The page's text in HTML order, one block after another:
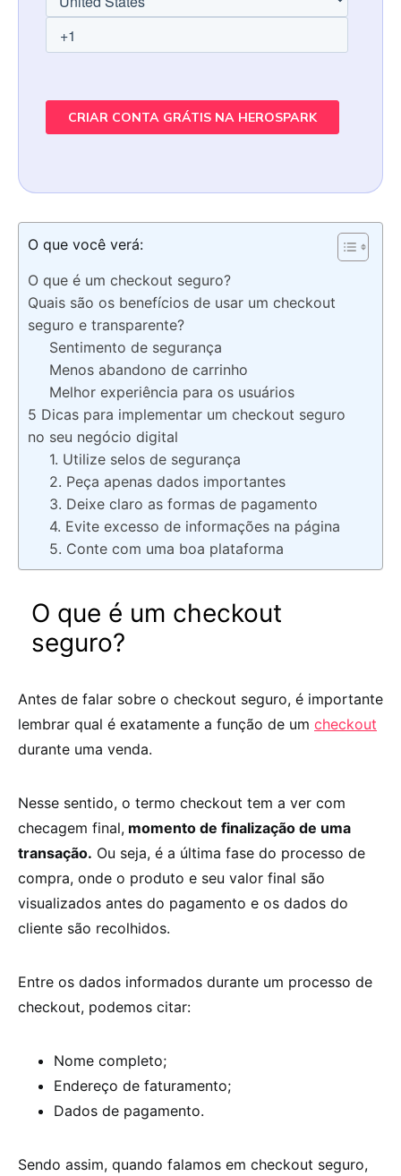
O que você verá:
O que é um checkout seguro?
Quais são os benefícios de usar um checkout
seguro e transparente?
Sentimento de segurança
Menos abandono de carrinho
Melhor experiência para os usuários
5 Dicas para implementar um checkout seguro
no seu negócio digital
1. Utilize selos de segurança
2. Peça apenas dados importantes
3. Deixe claro as formas de pagamento
4. Evite excesso de informações na página
5. Conte com uma boa plataforma
O que é um checkout
seguro?
Antes de falar sobre o checkout seguro, é importante
lembrar qual é exatamente a função de um checkout
durante uma venda.
Nesse sentido, o termo checkout tem a ver com
checagem final, momento de finalização de uma
transação. Ou seja, é a última fase do processo de
compra, onde o produto e seu valor final são
visualizados antes do pagamento e os dados do
cliente são recolhidos.
Entre os dados informados durante um processo de
checkout, podemos citar:
Nome completo;
Endereço de faturamento;
Dados de pagamento.
Sendo assim, quando falamos em checkout seguro,